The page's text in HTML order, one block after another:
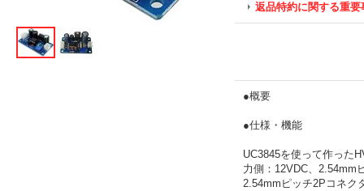
返品特約に関する重要
●概要
●仕様・機能
UC3845を使って作った
力側：12VDC、2.54mm
2.54mmピッチ2Pコネク